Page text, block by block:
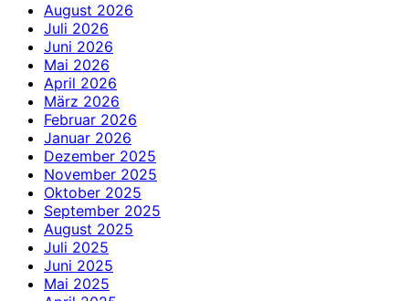
August 2026
Juli 2026
Juni 2026
Mai 2026
April 2026
März 2026
Februar 2026
Januar 2026
Dezember 2025
November 2025
Oktober 2025
September 2025
August 2025
Juli 2025
Juni 2025
Mai 2025